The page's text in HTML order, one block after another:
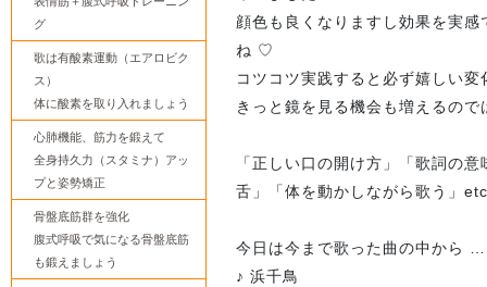
顔色も良くなりますし効果を実
ね ♡
コツコツ実践すると必ず嬉しい変
きっと鏡を見る機会も増えるので
「正しい口の開け方」「歌詞の
舌」「体を動かしながら歌う」
今日は今まで歌った曲の中から …
♪ 浜千鳥
グ
歌は有酸素運動（エアロビク
ス）
体に酸素を取り入れましょう
心肺機能、筋力を鍛えて
全身持久力（スタミナ）アッ
プと姿勢矯正
骨盤底筋群を強化
腹式呼吸で気になる骨盤底筋
も鍛えましょう